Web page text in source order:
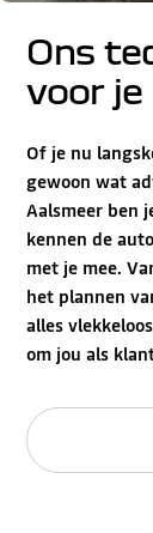
Ons
voor je
Of je nu
gewoon wat
Aalsmeer ben
kennen de
met je mee.
het plannen
alles
om jou als